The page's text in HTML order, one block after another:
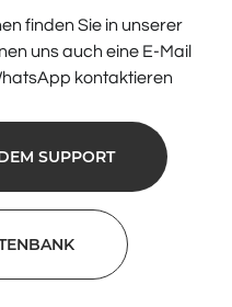
finden Sie in unserer
uns auch eine E-Mail
kontaktieren
SUPPORT